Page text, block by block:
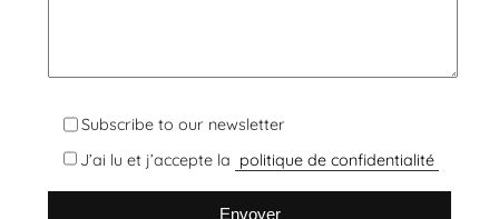
Subscribe to our newsletter
J’ai lu et j’accepte la politique de confidentialité